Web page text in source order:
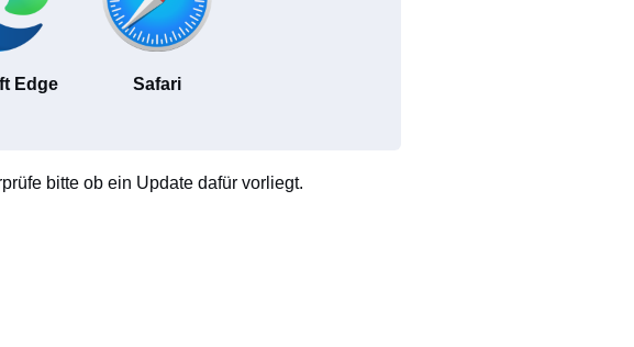
Edge Safari
bitte ob ein Update dafür vorliegt.